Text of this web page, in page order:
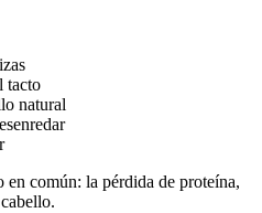
tacto
natural
en común: la pérdida de proteína,